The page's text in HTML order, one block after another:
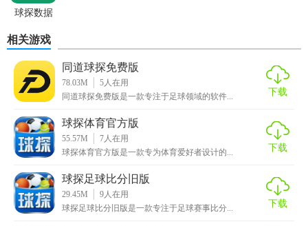
比赛统计和球员状态更新。
2. 多维度分析：不仅限于基本数据，还包含球员的进攻效
率、防守贡献、关键球处理能力等多维度分析。
3. 视频集成：用户可以直接在软件内观看比赛录像，结合数
据进行分析。
如按时间、位置或重要性排序。
5. 社区互动：内置论坛供用户交流心得，分享战术想法，获
球探数据
相关游戏
同道球探免费版
78.03M 5人在用
同道球探免费版是一款专注于足球领域的软件...
下载
球探体育官方版
55.57M 7人在用
球探体育官方版是一款专为体育爱好者设计的...
下载
球探足球比分旧版
29.45M 9人在用
球探足球比分旧版是一款专注于足球赛事比分...
下载